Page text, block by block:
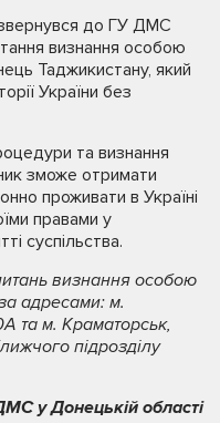
до ГУ ДМС
визнання особою
Таджикистану, який
України без
та визнання
зможе отримати
проживати в Україні
правами у
суспільства.
визнання особою
адресами: м.
та м. Краматорськ,
підрозділу
у Донецькій області